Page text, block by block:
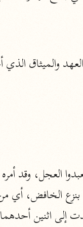
تفسير الجلالين
والسيوطي (٨٦٤، ٩١١ هـ)
البيضاوي (٦٨٥ هـ)
نحو ٣ مجلدات
مدارك التنزيل